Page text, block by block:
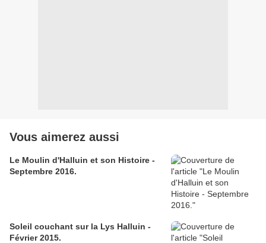
Vous aimerez aussi
Le Moulin d'Halluin et son Histoire -
Septembre 2016.
Soleil couchant sur la Lys Halluin -
Février 2015.